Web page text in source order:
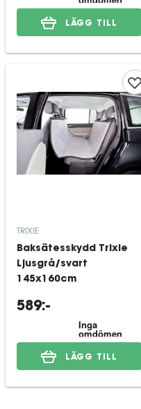
LÄGG TILL
TRIXIE
Baksätesskydd Trixie
Ljusgrå/svart
145x160cm
589:-
LÄGG TILL